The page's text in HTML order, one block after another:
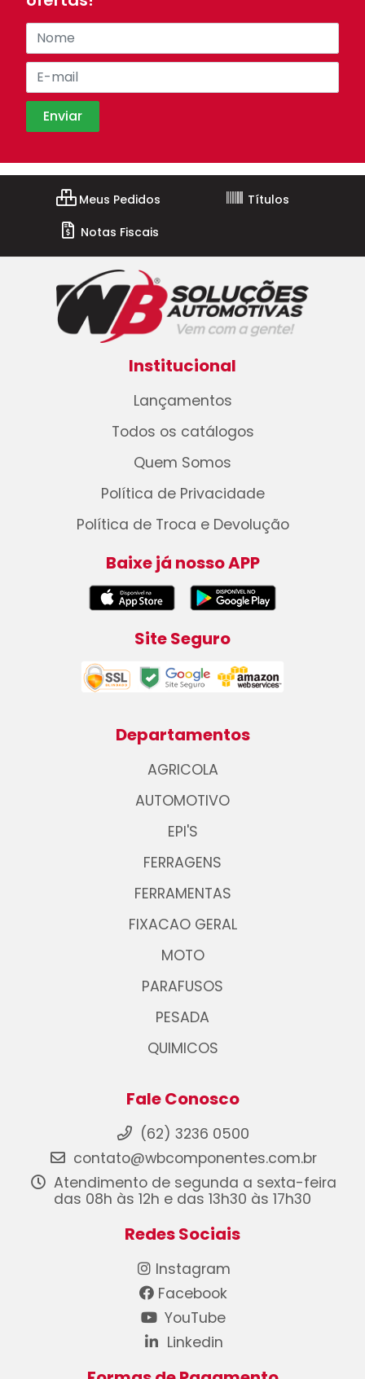
Meus Pedidos
Títulos
Notas Fiscais
Institucional
Lançamentos
Todos os catálogos
Quem Somos
Política de Privacidade
Política de Troca e Devolução
Baixe já nosso APP
Site Seguro
Departamentos
AGRICOLA
AUTOMOTIVO
EPI'S
FERRAGENS
FERRAMENTAS
FIXACAO GERAL
MOTO
PARAFUSOS
PESADA
QUIMICOS
Fale Conosco
(62) 3236 0500
contato@wbcomponentes.com.br
Atendimento de segunda a sexta-feira
das 08h às 12h e das 13h30 às 17h30
Redes Sociais
Instagram
Facebook
YouTube
Linkedin